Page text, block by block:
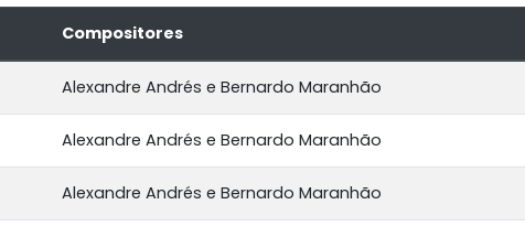
Compositores
Alexandre Andrés e Bernardo Maranhão
Alexandre Andrés e Bernardo Maranhão
Alexandre Andrés e Bernardo Maranhão